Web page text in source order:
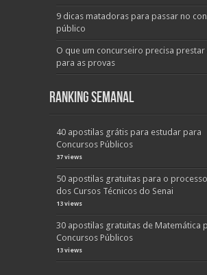
9 dicas matadoras para passar no
público
O que um concurseiro precisa prestar
para as provas
Ranking Semanal
40 apostilas grátis para estudar para
Concursos Públicos
37 views
50 apostilas gratuitas para o
dos Cursos Técnicos do Senai
13 views
30 apostilas gratuitas de Matemática
Concursos Públicos
13 views